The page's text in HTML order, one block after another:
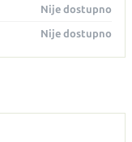
Nije dostupno
Nije dostupno